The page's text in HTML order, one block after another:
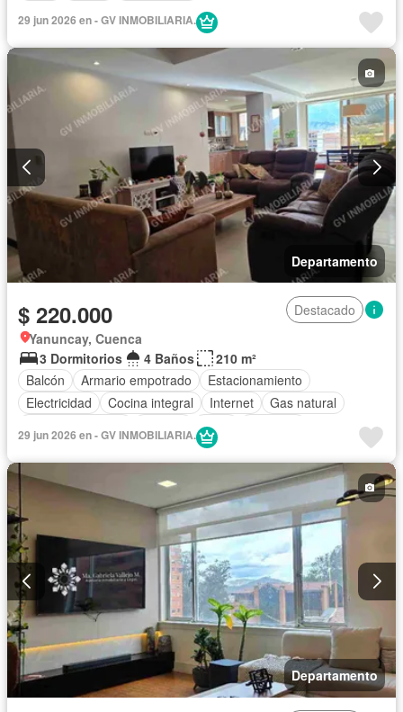
29 jun 2026 en - GV INMOBILIARIA.
Departamento
$ 220.000
Destacado
Yanuncay, Cuenca
3 Dormitorios
4 Baños
210 m²
Balcón
Armario empotrado
Estacionamiento
Electricidad
Cocina integral Internet
Gas natural
Agua
Acceso para personas con discapacidad
Sauna
Seguridad
Wifi Parcialmente amoblado
29 jun 2026 en - GV INMOBILIARIA.
Departamento